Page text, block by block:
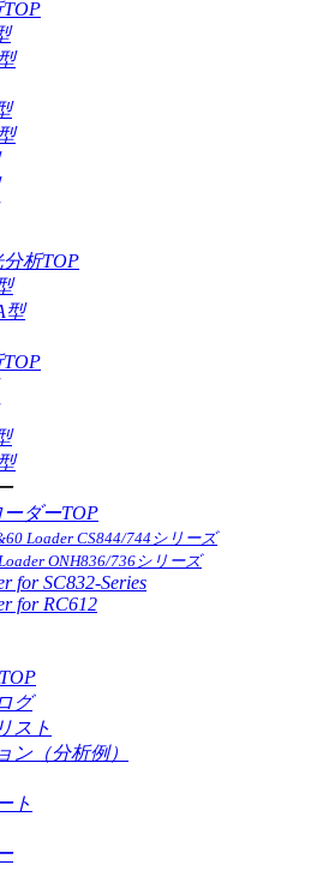
析TOP
型
ダーTOP
Loader CS844/744シリーズ
ONH836/736シリーズ
for SC832-Series
for RC612
グ
スト
ン（分析例）
ト